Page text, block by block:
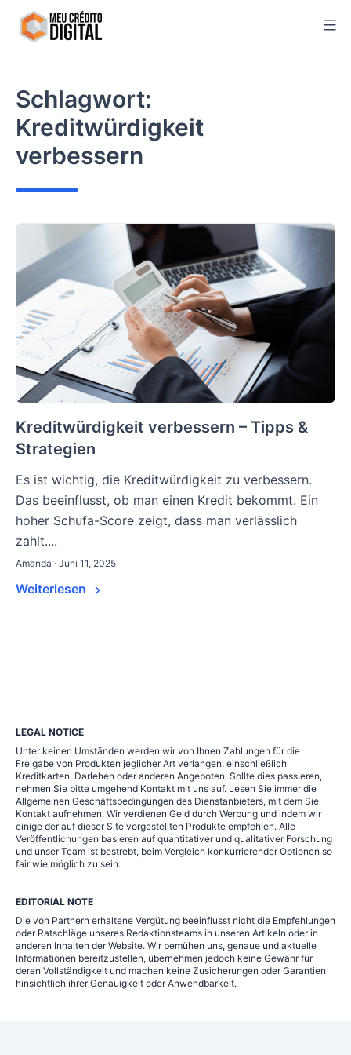
Skip
Schlagwort:
Kreditwürdigkeit
verbessern
Kreditwürdigkeit verbessern – Tipps &
Strategien
Es ist wichtig, die Kreditwürdigkeit zu verbessern.
Das beeinflusst, ob man einen Kredit bekommt. Ein
hoher Schufa-Score zeigt, dass man verlässlich
zahlt....
Amanda · Juni 11, 2025
Weiterlesen
LEGAL NOTICE
Unter keinen Umständen werden wir von Ihnen Zahlungen für die
Freigabe von Produkten jeglicher Art verlangen, einschließlich
Kreditkarten, Darlehen oder anderen Angeboten. Sollte dies passieren,
nehmen Sie bitte umgehend Kontakt mit uns auf. Lesen Sie immer die
Allgemeinen Geschäftsbedingungen des Dienstanbieters, mit dem Sie
Kontakt aufnehmen. Wir verdienen Geld durch Werbung und indem wir
einige der auf dieser Site vorgestellten Produkte empfehlen. Alle
Veröffentlichungen basieren auf quantitativer und qualitativer Forschung
und unser Team ist bestrebt, beim Vergleich konkurrierender Optionen so
fair wie möglich zu sein.
EDITORIAL NOTE
Die von Partnern erhaltene Vergütung beeinflusst nicht die Empfehlungen
oder Ratschläge unseres Redaktionsteams in unseren Artikeln oder in
anderen Inhalten der Website. Wir bemühen uns, genaue und aktuelle
Informationen bereitzustellen, übernehmen jedoch keine Gewähr für
deren Vollständigkeit und machen keine Zusicherungen oder Garantien
hinsichtlich ihrer Genauigkeit oder Anwendbarkeit.